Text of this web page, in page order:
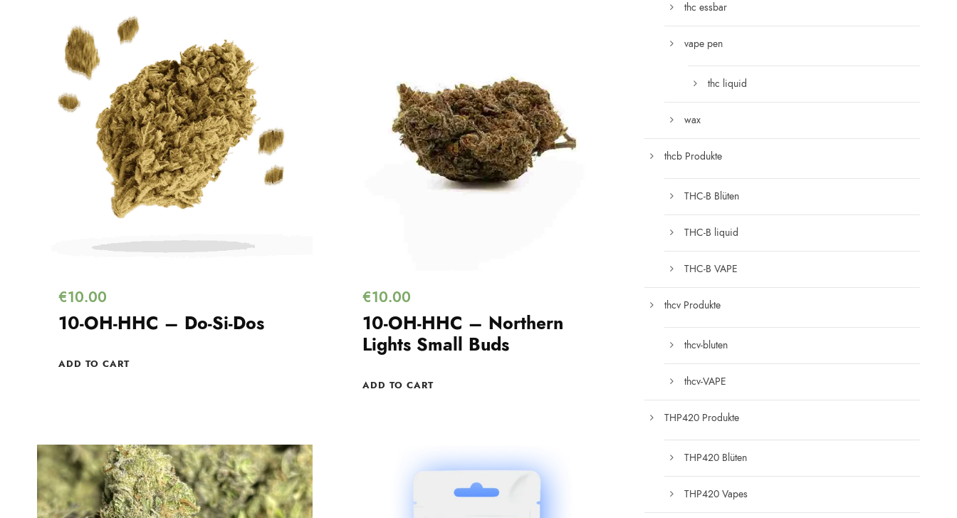
€10.00
10-OH-HHC – Do-Si-Dos
ADD TO CART
€10.00
10-OH-HHC – Northern
Lights Small Buds
ADD TO CART
thc essbar
vape pen
thc liquid
wax
thcb Produkte
THC-B Blüten
THC-B liquid
THC-B VAPE
thcv Produkte
thcv-bluten
thcv-VAPE
THP420 Produkte
THP420 Blüten
THP420 Vapes